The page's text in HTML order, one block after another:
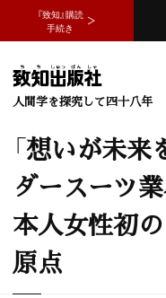
『致知』購読
手続き
人間学を探究して四十八年
「想いが未
ダースーツ
本人女性初
原点